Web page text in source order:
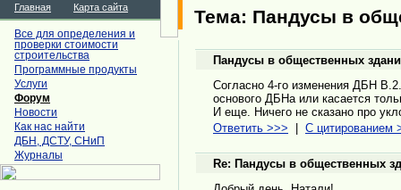
Главная Карта сайта
Все для определения и
проверки стоимости
строительства
Программные продукты
Услуги
Форум
Новости
Как нас найти
ДБН, ДСТУ, СНиП
Журналы
Тема: Пандусы в
Пандусы в общественных
Согласно 4-го изменения ДБН
основого ДБНа или касается
И еще. Ничего не сказано про
Ответить >>>
С цитированием
Re: Пандусы в общественных